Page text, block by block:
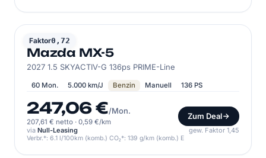
Faktor0,72
MAZDA
Mazda MX-5
2027 1.5 SKYACTIV-G 136ps PRIME-Line
60 Mon. 5.000 km/J Benzin Manuell 136 PS
247,06 €/Mon.
207,61 € netto · 0,59 €/km
Zum Deal
via Null-Leasing gew. Faktor 1,45
Verbr.*: 6.1 l/100km (komb.) CO₂*: 139 g/km (komb.) E